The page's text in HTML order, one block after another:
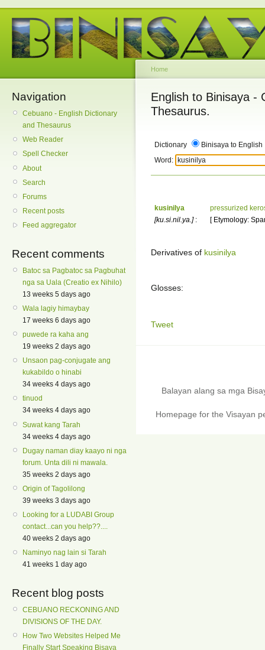
Navigation
Cebuano - English Dictionary
and Thesaurus
Web Reader
Spell Checker
About
Search
Forums
Recent posts
Feed aggregator
Recent comments
Batoc sa Pagbatoc sa Pagbuhat
nga sa Uala (Creatio ex Nihilo)
13 weeks 5 days ago
Wala lagiy himaybay
17 weeks 6 days ago
puwede ra kaha ang
19 weeks 2 days ago
Unsaon pag-conjugate ang
kukabildo o hinabi
34 weeks 4 days ago
tinuod
34 weeks 4 days ago
Suwat kang Tarah
34 weeks 4 days ago
Dugay naman diay kaayo ni nga
forum. Unta dili ni mawala.
35 weeks 2 days ago
Origin of Tagolilong
39 weeks 3 days ago
Looking for a LUDABI Group
contact...can you help??....
40 weeks 2 days ago
Naminyo nag lain si Tarah
41 weeks 1 day ago
Recent blog posts
CEBUANO RECKONING AND
DIVISIONS OF THE DAY.
How Two Websites Helped Me
Finally Start Speaking Bisaya
Home
English to Binisaya -
Thesaurus.
Dictionary
Binisaya to English
Word:
kusinilya
[ku.si.nil.ya.]:
pressurized
[ Etymology:
Derivatives of kusinilya
Glosses:
Tweet
Balayan alang sa mga
Homepage for the Visayan